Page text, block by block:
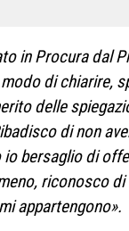
in Procura dal
di chiarire,
delle
di non
bersaglio di
riconosco
appartengono».